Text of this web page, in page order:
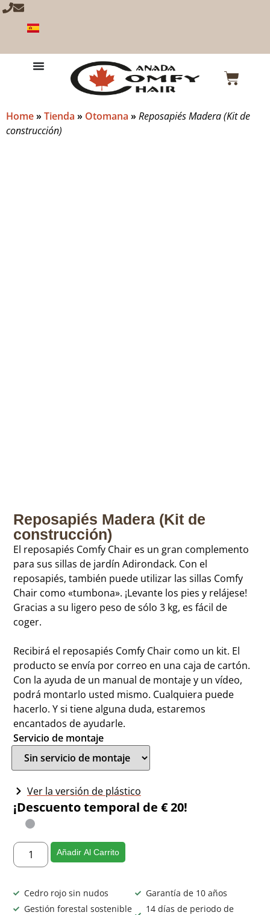
Home»Tienda » Otomana »Reposapiés Madera (Kit de
construcción)
Reposapiés Madera (Kit de
construcción)
El reposapiés Comfy Chair es un gran complemento
para sus sillas de jardín Adirondack. Con el
reposapiés, también puede utilizar las sillas Comfy
Chair como «tumbona». ¡Levante los pies y relájese!
Gracias a su ligero peso de sólo 3 kg, es fácil de
coger.
Recibirá el reposapiés Comfy Chair como un kit. El
producto se envía por correo en una caja de cartón.
Con la ayuda de un manual de montaje y un vídeo,
podrá montarlo usted mismo. Cualquiera puede
hacerlo. Y si tiene alguna duda, estaremos
encantados de ayudarle.
Servicio de montaje
Ver la versión de plástico
¡Descuento temporal de € 20!
Añadir Al Carrito
Cedro rojo sin nudos
Gestión forestal sostenible
Garantía de 10 años
14 días de periodo de